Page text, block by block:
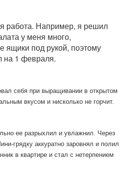
работа. Например, я решил
у меня много,
ящики под рукой, поэтому
на 1 февраля.
себя при выращивании в открытом
вкусом и нисколько не горчит.
ее разрыхлил и увлажнил. Через
грядку аккуратно заровнял и полил
в квартире и стал с нетерпением